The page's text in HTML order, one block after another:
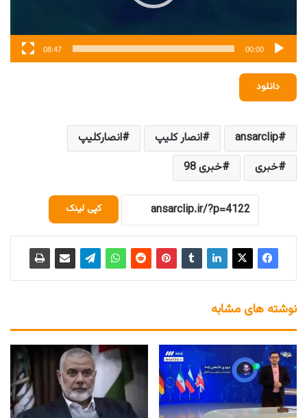
00:00
08:47
دانلود
ansarclip انصار کلیپ
انصارکلیپ
خبری
خبری 98
کپی لینک
نوشته های مشابه